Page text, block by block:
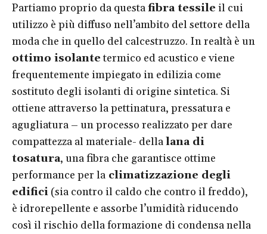
Partiamo proprio da questafibra tessile il cui
utilizzo è più diffuso nell’ambito del settore della
moda che in quello del calcestruzzo. In realtà è un
ottimo isolantetermico ed acustico e viene
frequentemente impiegato in edilizia come
sostituto degli isolanti di origine sintetica. Si
ottiene attraverso la pettinatura, pressatura e
agugliatura – un processo realizzato per dare
compattezza al materiale- dellalana di
tosatura, una fibra che garantisce ottime
performance per la climatizzazione degli
edifici (sia contro il caldo che contro il freddo),
è idrorepellente e assorbe l’umidità riducendo
così il rischio della formazione di condensa nella